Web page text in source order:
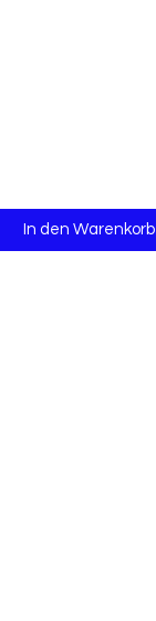
In den Warenkorb